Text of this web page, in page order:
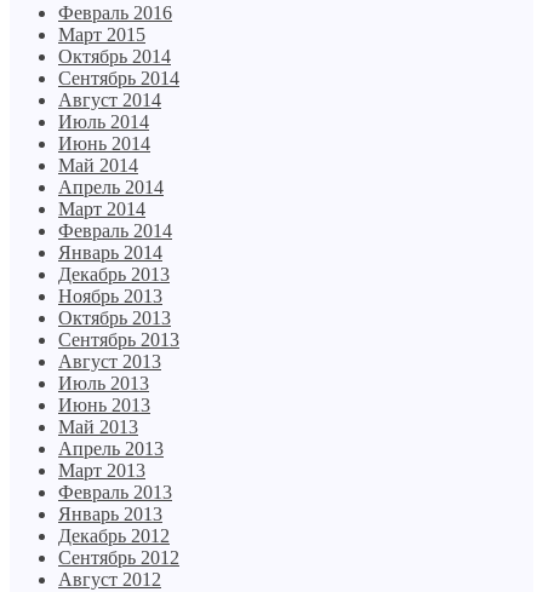
Февраль 2016
Март 2015
Октябрь 2014
Сентябрь 2014
Август 2014
Июль 2014
Июнь 2014
Май 2014
Апрель 2014
Март 2014
Февраль 2014
Январь 2014
Декабрь 2013
Ноябрь 2013
Октябрь 2013
Сентябрь 2013
Август 2013
Июль 2013
Июнь 2013
Май 2013
Апрель 2013
Март 2013
Февраль 2013
Январь 2013
Декабрь 2012
Сентябрь 2012
Август 2012